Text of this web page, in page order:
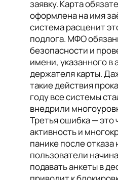
заявку. Карта
оформлена на имя
система расценит
подлога. МФО
безопасности и
имени, указанного в
держателя карты.
такие действия
году все системы
внедрили
Третья ошибка — это
активность и
панике после
пользователи
подавать анкеты в